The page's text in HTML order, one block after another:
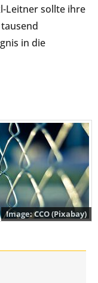
Leitner sollte ihre
in die
CCO (Pixabay)